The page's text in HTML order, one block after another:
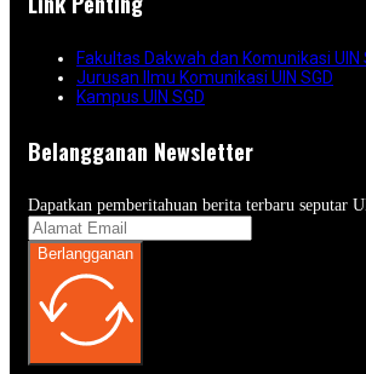
Fakultas Dakwah dan Komunikasi UIN
Jurusan Ilmu Komunikasi UIN SGD
Kampus UIN SGD
Belangganan Newsletter
Dapatkan pemberitahuan berita terbaru seputar
Berlangganan